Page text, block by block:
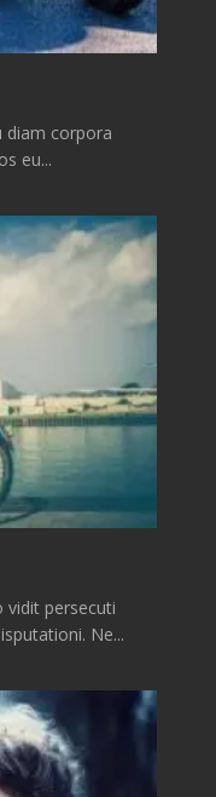
diam corpora
eu...
vidit persecuti
Ne...